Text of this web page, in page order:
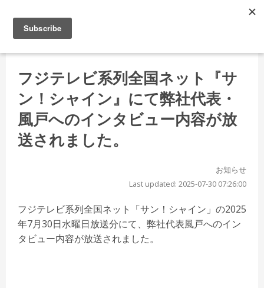
フジテレビ系列全国ネット『サ
ン！シャイン』にて弊社代表・
風戸へのインタビュー内容が放
送されました。
お知らせ
Last updated: 2025-07-30 07:26:00
フジテレビ系列全国ネット「サン！シャイン」の2025
年7月30日水曜日放送分にて、弊社代表風戸へのイン
タビュー内容が放送されました。